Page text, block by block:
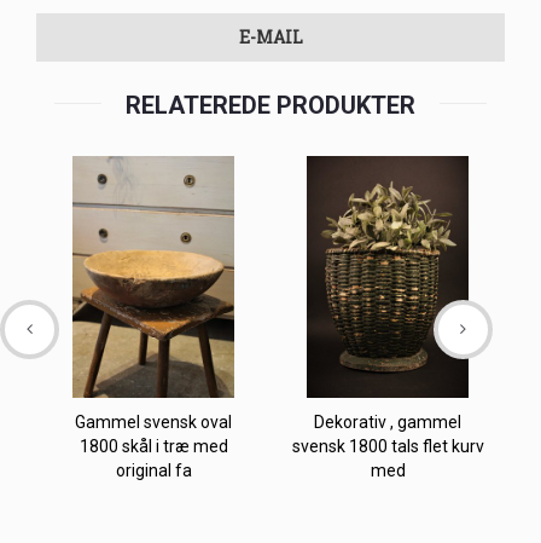
E-MAIL
RELATEREDE PRODUKTER
Gammel svensk oval
1800 skål i træ med
original fa
Dekorativ , gammel
svensk 1800 tals flet kurv
med